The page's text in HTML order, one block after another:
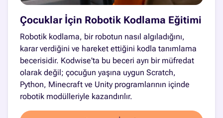
Çocuklar İçin Robotik Kodlama Eğitimi
Robotik kodlama, bir robotun nasıl algıladığını,
karar verdiğini ve hareket ettiğini kodla tanımlama
becerisidir. Kodwise'ta bu beceri ayrı bir müfredat
olarak değil; çocuğun yaşına uygun Scratch,
Python, Minecraft ve Unity programlarının içinde
robotik modülleriyle kazandırılır.